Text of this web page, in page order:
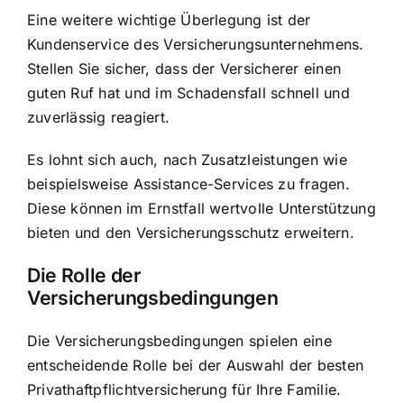
Eine weitere wichtige Überlegung ist der
Kundenservice des Versicherungsunternehmens.
Stellen Sie sicher, dass der Versicherer einen
guten Ruf hat und im Schadensfall schnell und
zuverlässig reagiert.
Es lohnt sich auch, nach Zusatzleistungen wie
beispielsweise Assistance-Services zu fragen.
Diese können im Ernstfall wertvolle Unterstützung
bieten und den Versicherungsschutz erweitern.
Die Rolle der
Versicherungsbedingungen
Die Versicherungsbedingungen spielen eine
entscheidende Rolle bei der Auswahl der besten
Privathaftpflichtversicherung für Ihre Familie.